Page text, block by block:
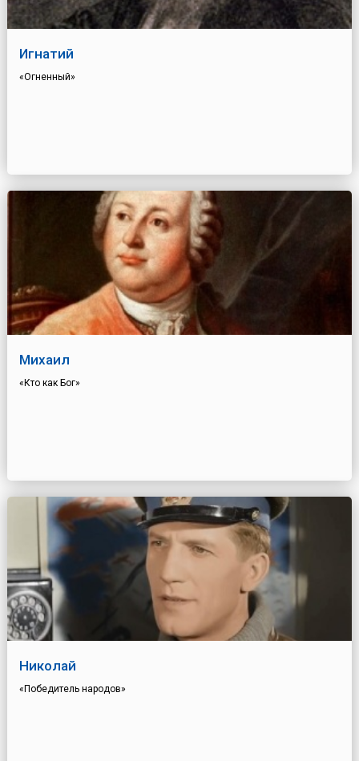
Игнатий
«Огненный»
Михаил
«Кто как Бог»
Николай
«Победитель народов»